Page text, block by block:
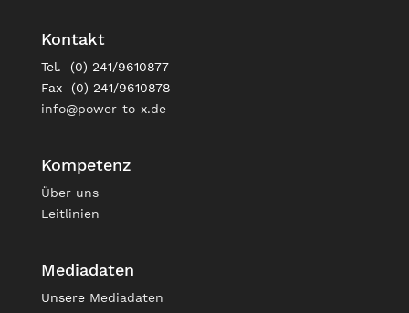
Kontakt
Tel. (0) 241/9610877
Fax (0) 241/9610878
info@power-to-x.de
Kompetenz
Über uns
Leitlinien
Mediadaten
Unsere Mediadaten